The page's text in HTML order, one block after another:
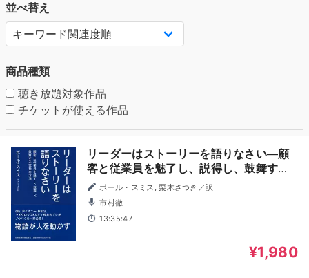
並べ替え
商品種類
聴き放題対象作品
チケットが使える作品
リーダーはストーリーを語りなさい―顧
客と従業員を魅了し、説得し、鼓舞する
究極の方法
ポール・スミス, 栗木さつき／訳
市村徹
13:35:47
¥1,980